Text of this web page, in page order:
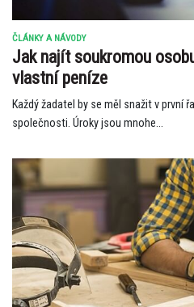
ČLÁNKY A NÁVODY
Jak najít soukromou
vlastní peníze
Každý žadatel by se měl snažit v první
společnosti. Úroky jsou mnohe...